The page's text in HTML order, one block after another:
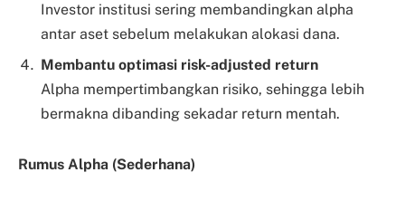
Investor institusi sering membandingkan alpha
antar aset sebelum melakukan alokasi dana.
Membantu optimasi risk-adjusted return
Alpha mempertimbangkan risiko, sehingga lebih
bermakna dibanding sekadar return mentah.
Rumus Alpha (Sederhana)